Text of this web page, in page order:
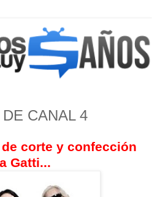
CANAL 4
corte y confección
Gatti...